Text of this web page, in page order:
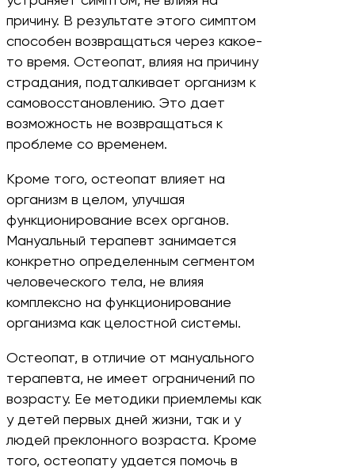
причину. В результате этого симптом
способен возвращаться через какое-
то время. Остеопат, влияя на причину
страдания, подталкивает организм к
самовосстановлению. Это дает
возможность не возвращаться к
проблеме со временем.
Кроме того, остеопат влияет на
организм в целом, улучшая
функционирование всех органов.
Мануальный терапевт занимается
конкретно определенным сегментом
человеческого тела, не влияя
комплексно на функционирование
организма как целостной системы.
Остеопат, в отличие от мануального
терапевта, не имеет ограничений по
возрасту. Ее методики приемлемы как
у детей первых дней жизни, так и у
людей преклонного возраста. Кроме
того, остеопату удается помочь в